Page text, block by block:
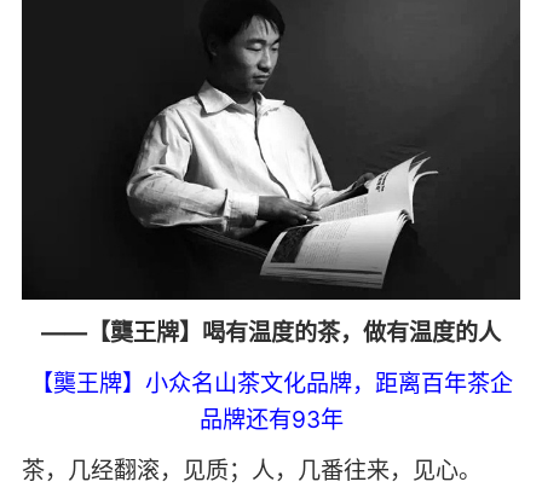
——【龑王牌】喝有温度的茶，做有温度的人
【龑王牌】小众名山茶文化品牌，距离百年茶企
品牌还有93年
茶，几经翻滚，见质；人，几番往来，见心。